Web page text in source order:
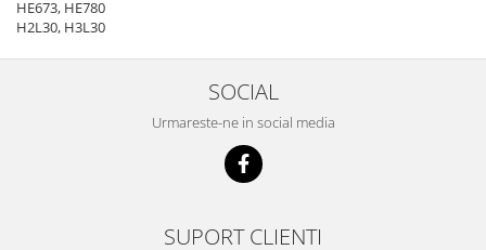
Burduf pentru intrerupator
Contact 2 pozitii
Intrerupator basculant 2 pozitii
Piese Bobard
Piese Barthoud
HE673, HE780
H2L30, H3L30
SOCIAL
Urmareste-ne in social media
SUPORT CLIENTI